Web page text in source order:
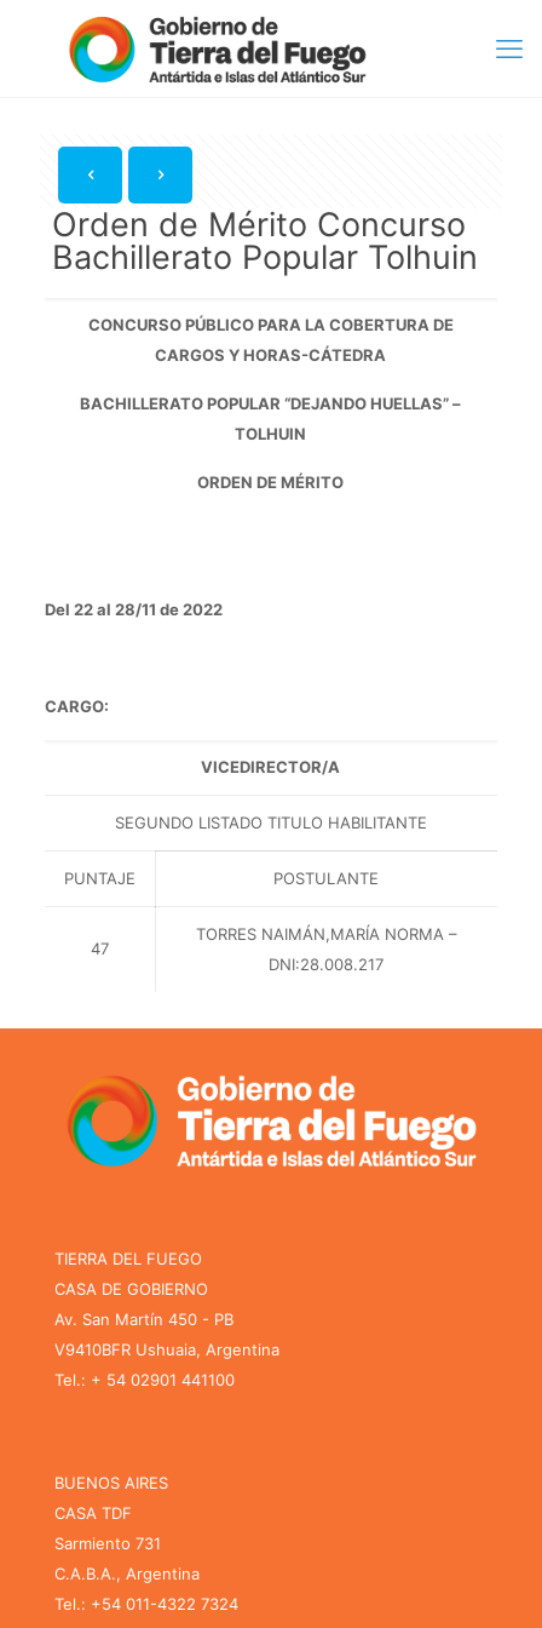
Orden de Mérito Concurso
Bachillerato Popular Tolhuin
CONCURSO PÚBLICO PARA LA COBERTURA DE
CARGOS Y HORAS-CÁTEDRA
BACHILLERATO POPULAR “DEJANDO HUELLAS” –
TOLHUIN
ORDEN DE MÉRITO
Del 22 al 28/11 de 2022
CARGO:
VICEDIRECTOR/A
SEGUNDO LISTADO TITULO HABILITANTE
PUNTAJE POSTULANTE
47
TORRES NAIMÁN,MARÍA NORMA –
DNI:28.008.217
TIERRA DEL FUEGO
CASA DE GOBIERNO
Av. San Martín 450 - PB
V9410BFR Ushuaia, Argentina
Tel.: + 54 02901 441100
BUENOS AIRES
CASA TDF
Sarmiento 731
C.A.B.A., Argentina
Tel.: +54 011-4322 7324